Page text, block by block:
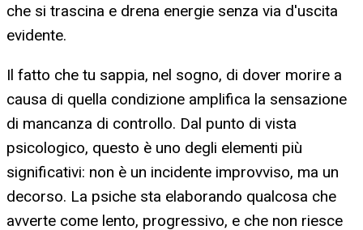
che si trascina e drena energie senza via d'uscita
evidente.
Il fatto che tu sappia, nel sogno, di dover morire a
causa di quella condizione amplifica la sensazione
di mancanza di controllo. Dal punto di vista
psicologico, questo è uno degli elementi più
significativi: non è un incidente improvviso, ma un
decorso. La psiche sta elaborando qualcosa che
avverte come lento, progressivo, e che non riesce